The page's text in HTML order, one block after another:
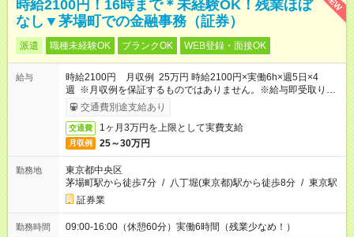
時給2100円！16時まで＊未経験OK！残業ほぼ
なし▼茅場町での金融事務（証券）
派遣 職種未経験OK ブランクOK WEB登録・面接OK
給与
時給2100円 月収例 25万円 時給2100円×実働6h×週5日×4
週 ※月収例を保証するものではありません。※給与即受取りサ
ービス利用可（利用条件有）
交通費別途支給あり
交通費 1ヶ月3万円を上限として実費支給
月収例 25～30万円
勤務地
東京都中央区
茅場町駅から徒歩7分 / 八丁堀(東京都)駅から徒歩8分 / 東京駅
証券業
勤務時間 09:00-16:00（休憩60分）実働6時間（残業少なめ！）